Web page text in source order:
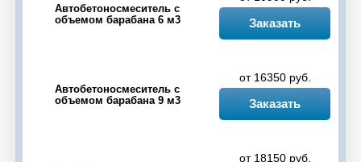
Черкассы Чесноковка Чишмы Шакша
Автобетоносмеситель с
объемом барабана 6 м3
Заказать
Автобетоносмеситель с
объемом барабана 9 м3
от 16350 руб.
Заказать
от 18150 руб.